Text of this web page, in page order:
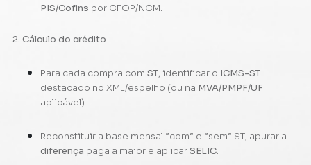
PIS/Cofins por CFOP/NCM.
2. Cálculo do crédito
Para cada compra com ST, identificar o ICMS-ST
destacado no XML/espelho (ou na MVA/PMPF/UF
aplicável).
Reconstituir a base mensal “com” e “sem” ST; apurar a
diferença paga a maior e aplicarSELIC.